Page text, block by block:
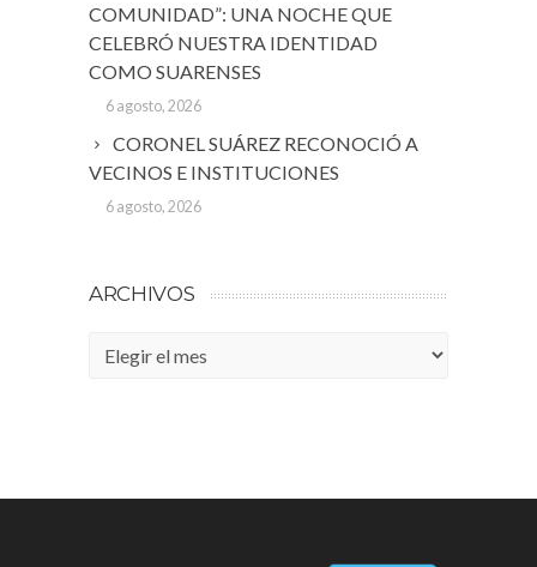
COMUNIDAD”: UNA NOCHE QUE
CELEBRÓ NUESTRA IDENTIDAD
COMO SUARENSES
6 agosto, 2026
CORONEL SUÁREZ RECONOCIÓ A
VECINOS E INSTITUCIONES
6 agosto, 2026
ARCHIVOS
Archivos